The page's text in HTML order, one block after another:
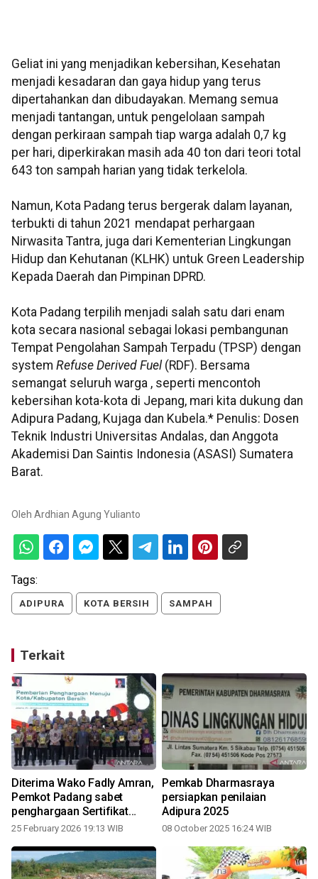
Geliat ini yang menjadikan kebersihan, Kesehatan
menjadi kesadaran dan gaya hidup yang terus
dipertahankan dan dibudayakan. Memang semua
menjadi tantangan, untuk pengelolaan sampah
dengan perkiraan sampah tiap warga adalah 0,7 kg
per hari, diperkirakan masih ada 40 ton dari teori total
643 ton sampah harian yang tidak terkelola.
Namun, Kota Padang terus bergerak dalam layanan,
terbukti di tahun 2021 mendapat perhargaan
Nirwasita Tantra, juga dari Kementerian Lingkungan
Hidup dan Kehutanan (KLHK) untuk Green Leadership
Kepada Daerah dan Pimpinan DPRD.
Kota Padang terpilih menjadi salah satu dari enam
kota secara nasional sebagai lokasi pembangunan
Tempat Pengolahan Sampah Terpadu (TPSP) dengan
system Refuse Derived Fuel (RDF). Bersama
semangat seluruh warga , seperti mencontoh
kebersihan kota-kota di Jepang, mari kita dukung dan
Adipura Padang, Kujaga dan Kubela.* Penulis: Dosen
Teknik Industri Universitas Andalas, dan Anggota
Akademisi Dan Saintis Indonesia (ASASI) Sumatera
Barat.
Oleh Ardhian Agung Yulianto
Tags:
ADIPURA KOTA BERSIH SAMPAH
Terkait
Diterima Wako Fadly Amran,
Pemkot Padang sabet
penghargaan Sertifikat
Adipura
25 February 2026 19:13 WIB
Pemkab Dharmasraya
persiapkan penilaian
Adipura 2025
08 October 2025 16:24 WIB